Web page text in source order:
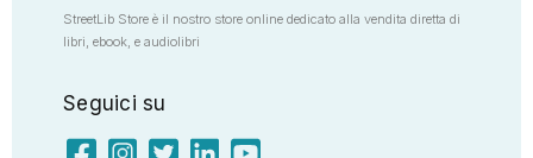
StreetLib Store è il nostro store online dedicato alla vendita diretta di
libri, ebook, e audiolibri
Seguici su